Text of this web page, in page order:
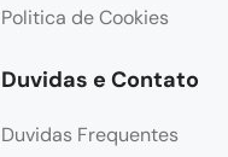
Politica de Cookies
Duvidas e Contato
Duvidas Frequentes